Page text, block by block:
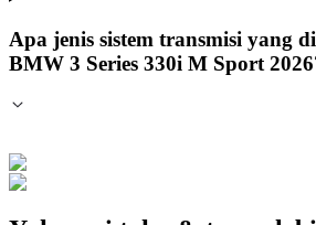
Apa jenis sistem transmisi yang
BMW 3 Series 330i M Sport